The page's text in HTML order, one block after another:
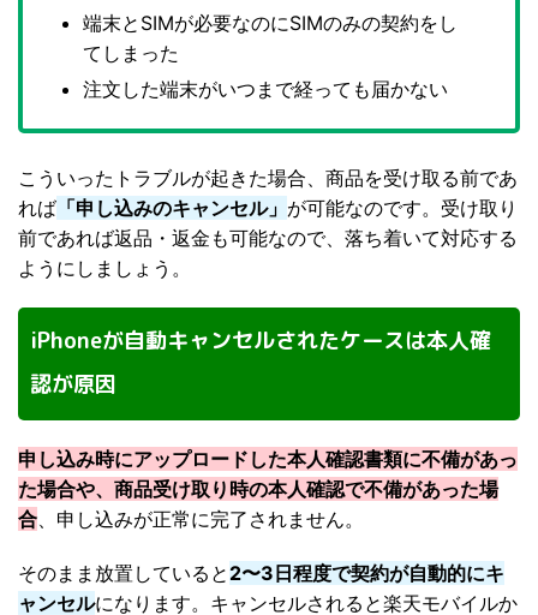
端末とSIMが必要なのにSIMのみの契約をし
てしまった
注文した端末がいつまで経っても届かない
こういったトラブルが起きた場合、商品を受け取る前であ
れば 「申し込みのキャンセル」 が可能なのです。受け取り
前であれば返品・返金も可能なので、落ち着いて対応する
ようにしましょう。
iPhoneが自動キャンセルされたケースは本人確
認が原因
申し込み時にアップロードした本人確認書類に不備があっ
た場合や、商品受け取り時の本人確認で不備があった場
合 、申し込みが正常に完了されません。
そのまま放置していると 2〜3日程度で契約が自動的にキ
ャンセルになります。キャンセルされると楽天モバイルか